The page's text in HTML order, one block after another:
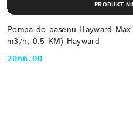
Pompa do basenu Hayward
m3/h, 0.5 KM) Hayward
Cena:
2066.00
PRODUKT